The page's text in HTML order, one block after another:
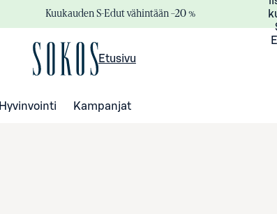
Kuukauden S-Edut vähintään –20 %
Etusivu
Hyvinvointi Kampanjat